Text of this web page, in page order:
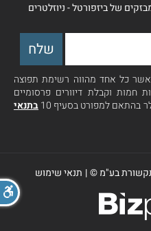
של ביזפורטל - ניוזלטרים
כל אחד מהווה רשימת תפוצה
חמות וקבלת דיוורים פרסומיים
בהתאם למפורט בסעיף 10
בתנאי
תקשורת בע"מ ©| תנאי שימוש